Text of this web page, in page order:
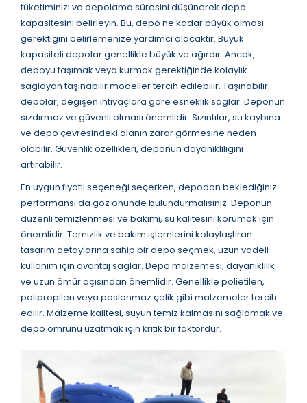
tüketiminizi ve depolama süresini düşünerek depo
kapasitesini belirleyin. Bu, depo ne kadar büyük olması
gerektiğini belirlemenize yardımcı olacaktır. Büyük
kapasiteli depolar genellikle büyük ve ağırdır. Ancak,
depoyu taşımak veya kurmak gerektiğinde kolaylık
sağlayan taşınabilir modeller tercih edilebilir. Taşınabilir
depolar, değişen ihtiyaçlara göre esneklik sağlar. Deponun
sızdırmaz ve güvenli olması önemlidir. Sızıntılar, su kaybına
ve depo çevresindeki alanın zarar görmesine neden
olabilir. Güvenlik özellikleri, deponun dayanıklılığını
artırabilir.
En uygun fiyatlı seçeneği seçerken, depodan beklediğiniz
performansı da göz önünde bulundurmalısınız. Deponun
düzenli temizlenmesi ve bakımı, su kalitesini korumak için
önemlidir. Temizlik ve bakım işlemlerini kolaylaştıran
tasarım detaylarına sahip bir depo seçmek, uzun vadeli
kullanım için avantaj sağlar. Depo malzemesi, dayanıklılık
ve uzun ömür açısından önemlidir. Genellikle polietilen,
polipropilen veya paslanmaz çelik gibi malzemeler tercih
edilir. Malzeme kalitesi, suyun temiz kalmasını sağlamak ve
depo ömrünü uzatmak için kritik bir faktördür.